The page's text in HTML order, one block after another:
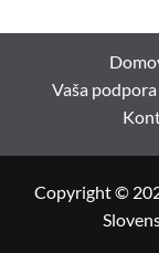
Vaša
Copyright ©